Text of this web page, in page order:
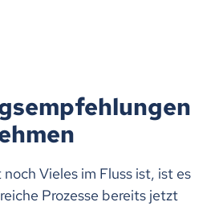
Vieles im Fluss ist, ist es
Prozesse bereits jetzt